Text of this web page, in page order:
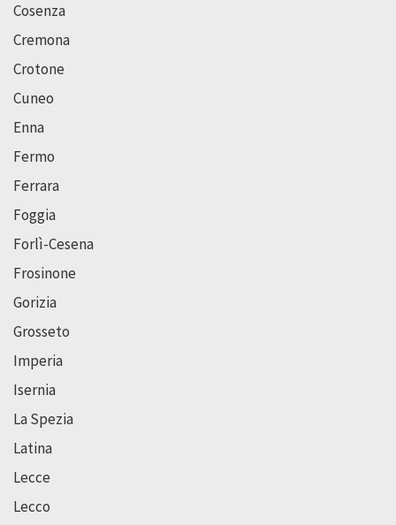
Cosenza
Cremona
Crotone
Cuneo
Enna
Fermo
Ferrara
Foggia
Forlì-Cesena
Frosinone
Gorizia
Grosseto
Imperia
Isernia
La Spezia
Latina
Lecce
Lecco